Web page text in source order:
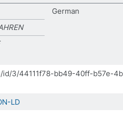
German
id/3/44111f78-bb49-40ff-b57e-
LD